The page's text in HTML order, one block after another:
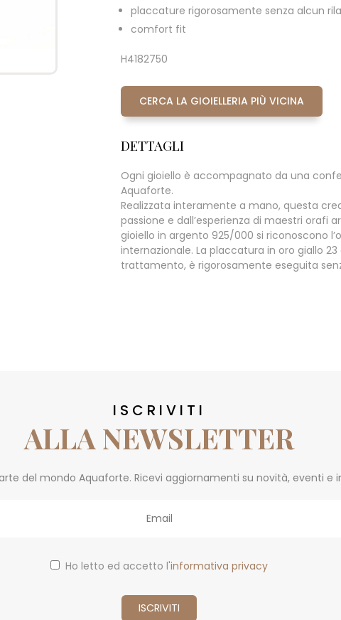
placcature rigorosamente senza alcun
comfort fit
H4182750
CERCA LA GIOIELLERIA PIÙ VICINA
DETTAGLI
Ogni gioiello è accompagnato da una
Aquaforte.
Realizzata interamente a mano, questa
passione e dall’esperienza di maestri orafi
gioiello in argento 925/000 si riconoscono
internazionale. La placcatura in oro giallo
trattamento, è rigorosamente eseguita
ISCRIVITI
ALLA NEWSLETTER
del mondo Aquaforte. Ricevi aggiornamenti su novità, eventi e
Ho letto ed accetto l'informativa privacy